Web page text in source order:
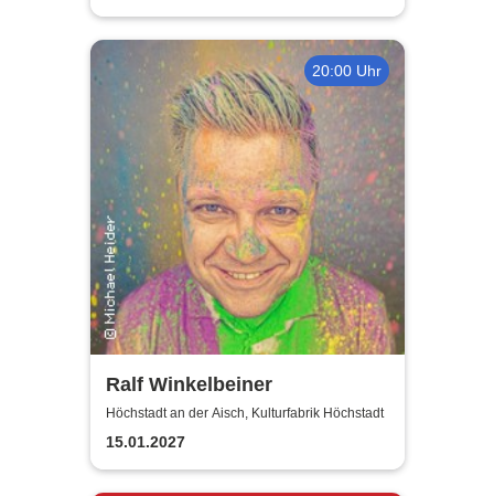
20:00 Uhr
Ralf Winkelbeiner
Höchstadt an der Aisch, Kulturfabrik Höchstadt
15.01.2027